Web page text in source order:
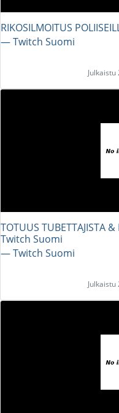
RIKOSILMOITUS
― Twitch Suomi
TOTUUS TUBETTAJISTA
Twitch Suomi
― Twitch Suomi